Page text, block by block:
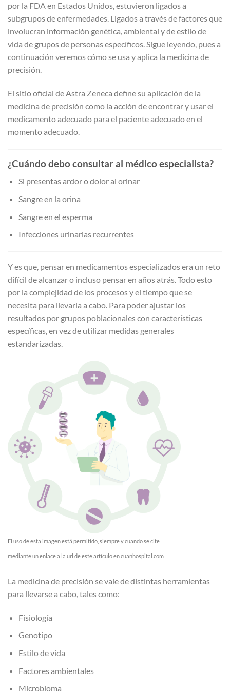
por la FDA en Estados Unidos, estuvieron ligados a
subgrupos de enfermedades. Ligados a través de factores que
involucran información genética, ambiental y de estilo de
vida de grupos de personas específicos. Sigue leyendo, pues a
continuación veremos cómo se usa y aplica la medicina de
precisión.
El sitio oficial de Astra Zeneca define su aplicación de la
medicina de precisión como la acción de encontrar y usar el
medicamento adecuado para el paciente adecuado en el
momento adecuado.
¿Cuándo debo consultar al médico especialista?
Si presentas ardor o dolor al orinar
Sangre en la orina
Sangre en el esperma
Infecciones urinarias recurrentes
Y es que, pensar en medicamentos especializados era un reto
difícil de alcanzar o incluso pensar en años atrás. Todo esto
por la complejidad de los procesos y el tiempo que se
necesita para llevarla a cabo. Para poder ajustar los
resultados por grupos poblacionales con características
específicas, en vez de utilizar medidas generales
estandarizadas.
El uso de esta imagen está permitido, siempre y cuando se cite
mediante un enlace a la url de este artículo en cuanhospital.com
La medicina de precisión se vale de distintas herramientas
para llevarse a cabo, tales como:
Fisiología
Genotipo
Estilo de vida
Factores ambientales
Microbioma